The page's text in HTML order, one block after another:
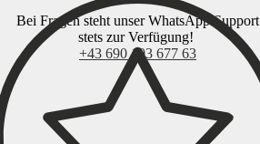
Bei Fragen steht unser WhatsApp Support
stets zur Verfügung!
+43 690 103 677 63